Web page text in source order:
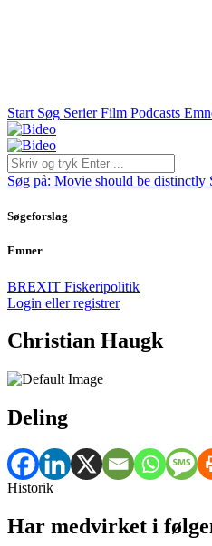
Start Søg Serier Film Podcasts
Søg på: Movie should be distinctly
Søgeforslag
Emner
BREXIT Fiskeripolitik
Login eller registrer
Christian Haugk
Deling
Historik
Har medvirket i